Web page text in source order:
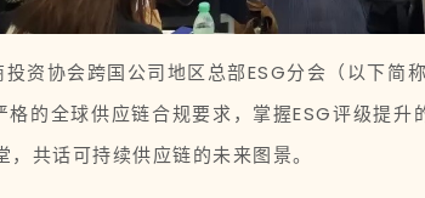
协会跨国公司地区总部ESG分会（以下简
的全球供应链合规要求，掌握ESG评级提
共话可持续供应链的未来图景。